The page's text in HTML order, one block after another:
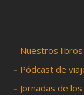
– Nuestros libros
– Pódcast de
– Jornadas de